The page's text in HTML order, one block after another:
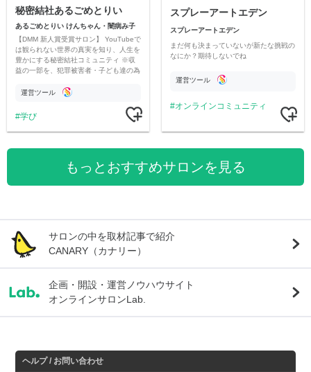
秘密結社あるごめとりい
あるごめとりい けんちゃん・闇病み子
【DMM 新人賞受賞サロン】 YouTubeで
は観られない世界の真実を知り、人生を
豊かにする秘密結社コミュニティ ※収
益の一部を、犯罪被害者・子ども達の為
す運営ツール
学び
スプレーアートエデン
スプレーアートエデン
まだ何も決まっていないが新たな挑戦の
なにか？期待しないでね
運営ツール
オンラインコミュニティ
もっとおすすめサロンを見る
サロンの中を取材記事で紹介
CANARY（カナリー）
企画・開設・運営ノウハウサイト
オンラインサロンLab.
ヘルプ / お問い合わせ